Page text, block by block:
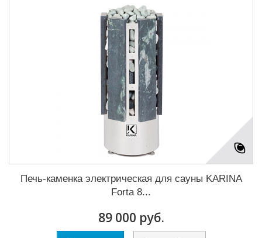
Печь-каменка электрическая для сауны KARINA
Forta 8...
89 000 руб.